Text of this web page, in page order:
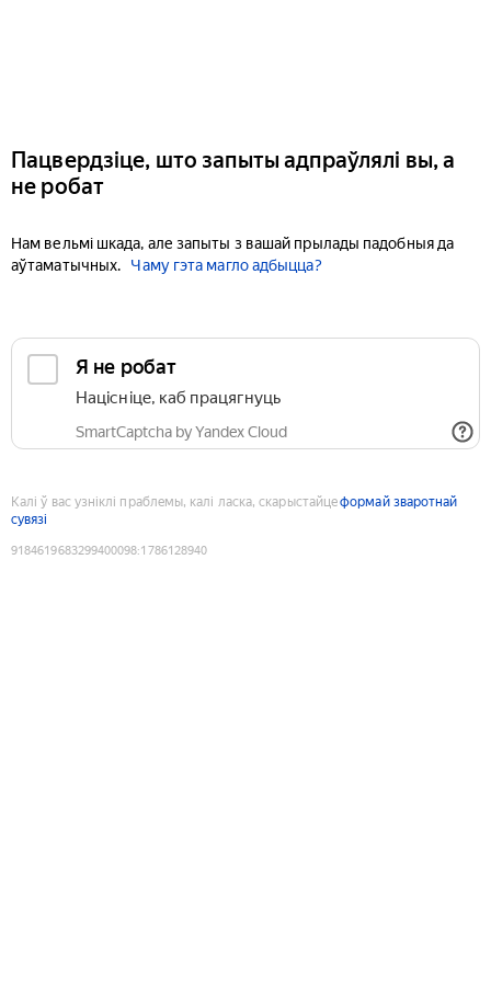
Пацвердзіце, што запыты адпраўлялі вы, а
не робат
Нам вельмі шкада, але запыты з вашай прылады падобныя да
аўтаматычных.
Чаму гэта магло адбыцца?
Я не робат
Націсніце, каб працягнуць
SmartCaptcha by Yandex Cloud
Калі ў вас узніклі праблемы, калі ласка, скарыстайцеформай зваротнай
сувязі
9184619683299400098:1786128940